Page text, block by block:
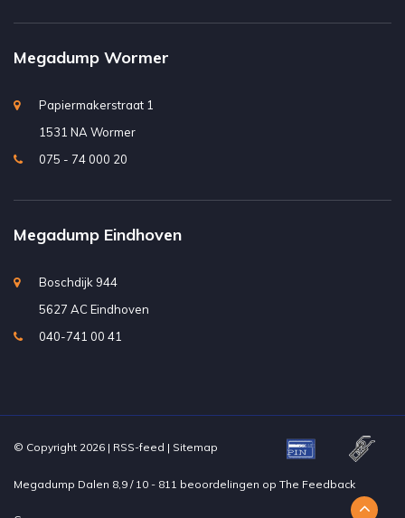
Megadump Wormer
Papiermakerstraat 1
1531 NA Wormer
075 - 74 000 20
Megadump Eindhoven
Boschdijk 944
5627 AC Eindhoven
040-741 00 41
© Copyright 2026 | RSS-feed | Sitemap
Megadump Dalen 8,9 / 10 - 811 beoordelingen op The Feedback